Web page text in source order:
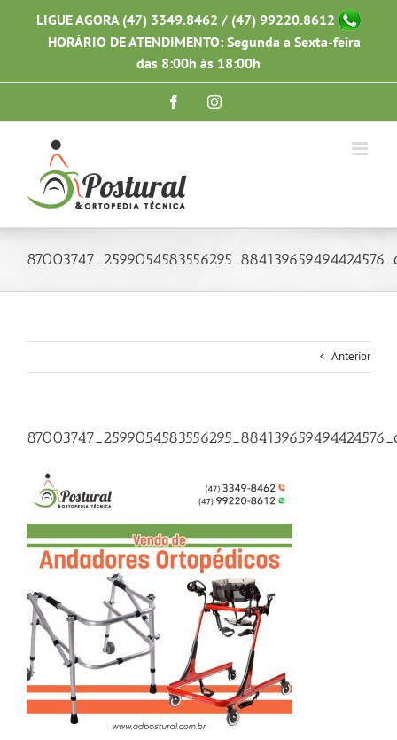
LIGUE AGORA (47) 3349.8462 / (47) 99220.8612
HORÁRIO DE ATENDIMENTO: Segunda a Sexta-feira
das 8:00h às 18:00h
FacebookInstagram
Anterior